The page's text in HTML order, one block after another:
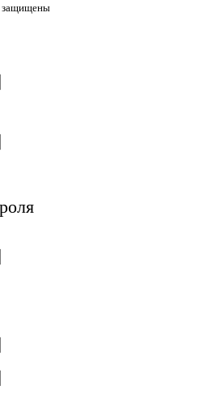
защищены